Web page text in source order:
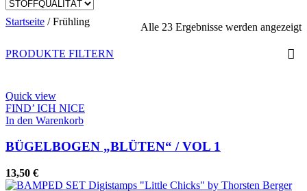
Startseite /Frühling Alle 23 Ergebnisse werden angezeigt
PRODUKTE FILTERN
Quick view
FIND’ ICH NICE
In den Warenkorb
BÜGELBOGEN „BLÜTEN“ / VOL 1
13,50 €